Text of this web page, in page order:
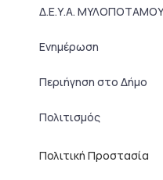
Δ.Ε.Υ.Α. ΜΥΛΟΠΟΤΑΜΟΥ
Ενημέρωση
Περιήγηση στο Δήμο
Πολιτισμός
Πολιτική Προστασία